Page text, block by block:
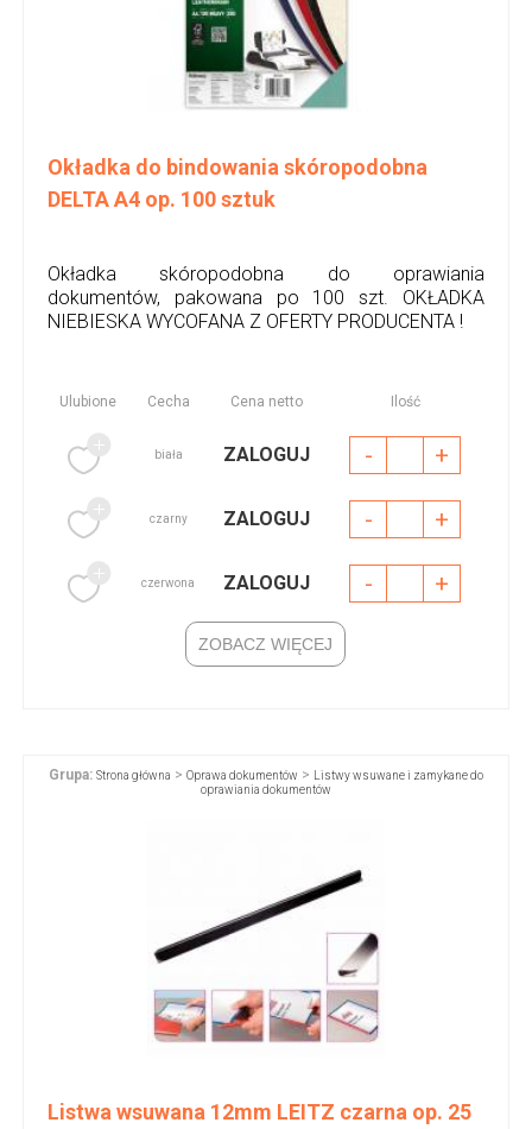
Okładka do bindowania skóropodobna
DELTA A4 op. 100 sztuk
Okładka skóropodobna do oprawiania
dokumentów, pakowana po 100 szt. OKŁADKA
NIEBIESKA WYCOFANA Z OFERTY PRODUCENTA !
Ulubione Cecha Cena netto Ilość
biała ZALOGUJ - +
czarny ZALOGUJ - +
czerwona ZALOGUJ - +
ZOBACZ WIĘCEJ
Grupa: Strona główna > Oprawa dokumentów >
Listwy wsuwane i zamykane do
oprawiania dokumentów
Listwa wsuwana 12mm LEITZ czarna op. 25